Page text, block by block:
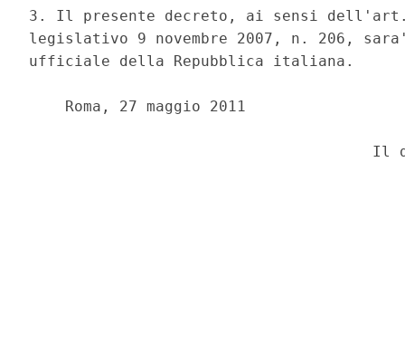
3. Il presente decreto, ai sensi dell'art.
legislativo 9 novembre 2007, n. 206,
ufficiale della Repubblica italiana.
    Roma, 27 maggio 2011